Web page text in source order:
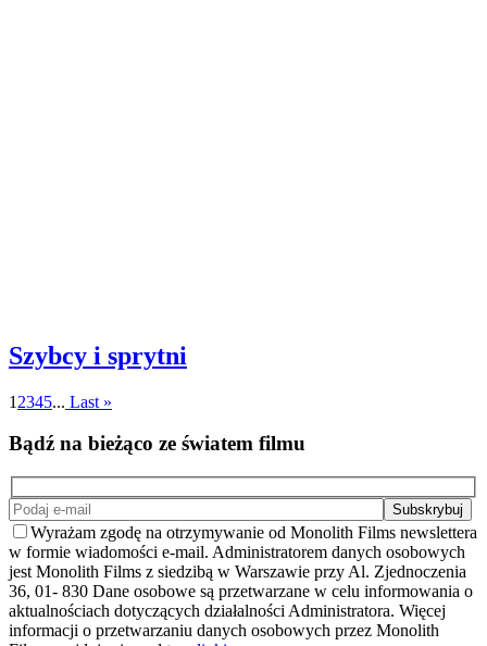
Szybcy i sprytni
1 2345... Last »
Bądź na bieżąco ze światem filmu
Wyrażam zgodę na otrzymywanie od Monolith Films newslettera
w formie wiadomości e-mail. Administratorem danych osobowych
jest Monolith Films z siedzibą w Warszawie przy Al. Zjednoczenia
36, 01- 830 Dane osobowe są przetwarzane w celu informowania o
aktualnościach dotyczących działalności Administratora. Więcej
informacji o przetwarzaniu danych osobowych przez Monolith